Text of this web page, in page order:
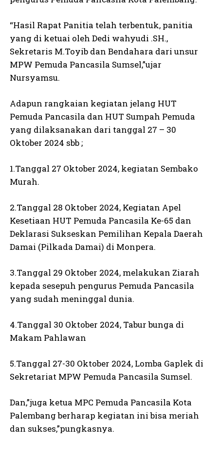
“Hasil Rapat Panitia telah terbentuk, panitia
yang di ketuai oleh Dedi wahyudi .SH.,
Sekretaris M.Toyib dan Bendahara dari unsur
MPW Pemuda Pancasila Sumsel,”ujar
Nursyamsu.
Adapun rangkaian kegiatan jelang HUT
Pemuda Pancasila dan HUT Sumpah Pemuda
yang dilaksanakan dari tanggal 27 – 30
Oktober 2024 sbb ;
1.Tanggal 27 Oktober 2024, kegiatan Sembako
Murah.
2.Tanggal 28 Oktober 2024, Kegiatan Apel
Kesetiaan HUT Pemuda Pancasila Ke-65 dan
Deklarasi Sukseskan Pemilihan Kepala Daerah
Damai (Pilkada Damai) di Monpera.
3.Tanggal 29 Oktober 2024, melakukan Ziarah
kepada sesepuh pengurus Pemuda Pancasila
yang sudah meninggal dunia.
4.Tanggal 30 Oktober 2024, Tabur bunga di
Makam Pahlawan
5.Tanggal 27-30 Oktober 2024, Lomba Gaplek di
Sekretariat MPW Pemuda Pancasila Sumsel.
Dan,”juga ketua MPC Pemuda Pancasila Kota
Palembang berharap kegiatan ini bisa meriah
dan sukses,”pungkasnya.